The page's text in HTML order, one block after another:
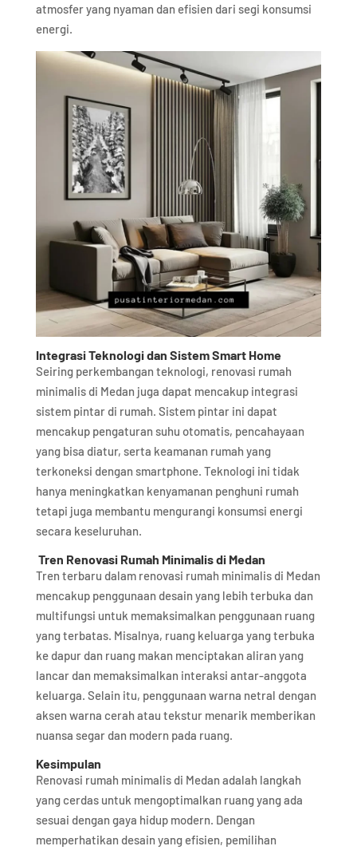
atmosfer yang nyaman dan efisien dari segi konsumsi
energi.
Integrasi Teknologi dan Sistem Smart Home
Seiring perkembangan teknologi, renovasi rumah
minimalis di Medan juga dapat mencakup integrasi
sistem pintar di rumah. Sistem pintar ini dapat
mencakup pengaturan suhu otomatis, pencahayaan
yang bisa diatur, serta keamanan rumah yang
terkoneksi dengan smartphone. Teknologi ini tidak
hanya meningkatkan kenyamanan penghuni rumah
tetapi juga membantu mengurangi konsumsi energi
secara keseluruhan.
Tren Renovasi Rumah Minimalis di Medan
Tren terbaru dalam renovasi rumah minimalis di Medan
mencakup penggunaan desain yang lebih terbuka dan
multifungsi untuk memaksimalkan penggunaan ruang
yang terbatas. Misalnya, ruang keluarga yang terbuka
ke dapur dan ruang makan menciptakan aliran yang
lancar dan memaksimalkan interaksi antar-anggota
keluarga. Selain itu, penggunaan warna netral dengan
aksen warna cerah atau tekstur menarik memberikan
nuansa segar dan modern pada ruang.
Kesimpulan
Renovasi rumah minimalis di Medan adalah langkah
yang cerdas untuk mengoptimalkan ruang yang ada
sesuai dengan gaya hidup modern. Dengan
memperhatikan desain yang efisien, pemilihan